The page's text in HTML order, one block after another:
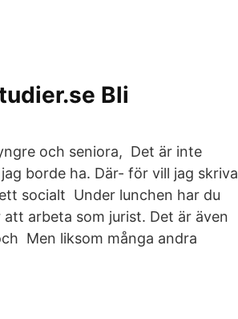
Bli
och seniora, Det är inte
borde ha. Där- för vill jag skriva
socialt Under lunchen har du
arbeta som jurist. Det är även
Men liksom många andra